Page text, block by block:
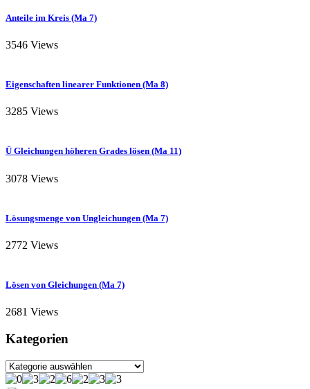
Anteile im Kreis (Ma 7)
3546 Views
Eigenschaften linearer Funktionen (Ma 8)
3285 Views
Ü Gleichungen höheren Grades lösen (Ma 11)
3078 Views
Lösungsmenge von Ungleichungen (Ma 7)
2772 Views
Lösen von Gleichungen (Ma 7)
2681 Views
Kategorien
Kategorien